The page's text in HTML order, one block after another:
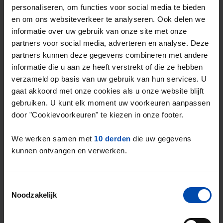
personaliseren, om functies voor social media te bieden
en om ons websiteverkeer te analyseren. Ook delen we
informatie over uw gebruik van onze site met onze
partners voor social media, adverteren en analyse. Deze
partners kunnen deze gegevens combineren met andere
informatie die u aan ze heeft verstrekt of die ze hebben
verzameld op basis van uw gebruik van hun services. U
gaat akkoord met onze cookies als u onze website blijft
gebruiken. U kunt elk moment uw voorkeuren aanpassen
door "Cookievoorkeuren" te kiezen in onze footer.
We werken samen met 10 derden die uw gegevens
kunnen ontvangen en verwerken.
Noodzakelijk
m .
Dit is eenprijsstijging van 2,32% ten
opzichte van het vorige kwartaal.
Het landelijke gemiddelde in de vrije sector
ligt op€20,51 per m2
De gemiddelde huurprijs in de vrije sector in
Hoofddorp ligt dus44,52% boven het
landelijk gemiddelde
Deze cijfers zijn gebaseerd op 218 objecten
die in Q2 van 2026 zijn aangeboden in de
vrije sector ten opzichte van het vorige